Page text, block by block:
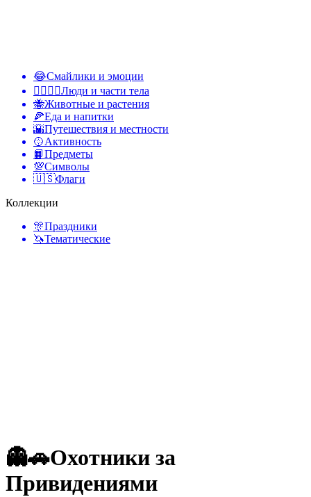
😂Смайлики и эмоции
👩‍❤️‍💋‍👨Люди и части тела
🐝Животные и растения
🍕Еда и напитки
🌇Путешествия и местности
🥎Активность
📙Предметы
💯Символы
🇺🇸Флаги
Коллекции
🎊Праздники
🦄Тематические
👻🚗Охотники за
Привидениями